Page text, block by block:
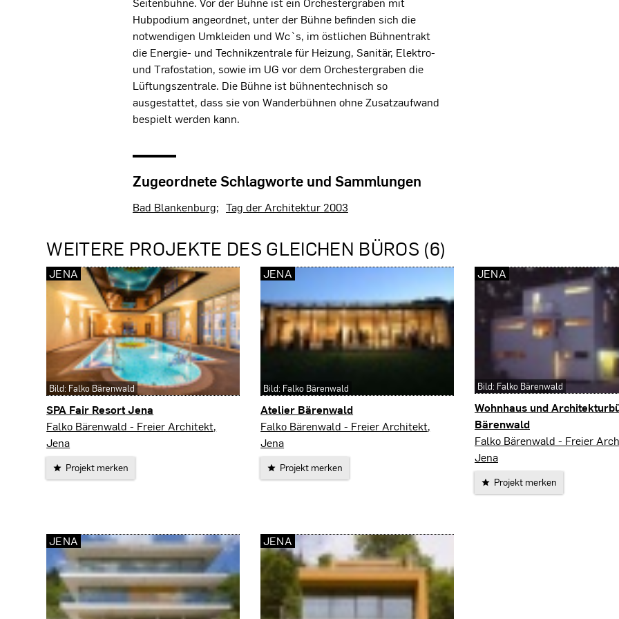
Hubpodium angeordnet, unter der Bühne befinden sich die
notwendigen Umkleiden und Wc`s, im östlichen Bühnentrakt
die Energie- und Technikzentrale für Heizung, Sanitär, Elektro-
und Trafostation, sowie im UG vor dem Orchestergraben die
Lüftungszentrale. Die Bühne ist bühnentechnisch so
ausgestattet, dass sie von Wanderbühnen ohne Zusatzaufwand
bespielt werden kann.
Zugeordnete Schlagworte und Sammlungen
Bad Blankenburg Tag der Architektur 2003
WEITERE PROJEKTE DES GLEICHEN BÜROS (6)
SPA Fair Resort Jena
Jena
Falko Bärenwald - Freier Architekt,
Jena
Projekt merken
JENA
Bild: Falko Bärenwald
Atelier Bärenwald
Jena
Falko Bärenwald - Freier Architekt,
Jena
Projekt merken
JENA
Bild: Falko Bärenwald
Wohnhaus und
Bärenwald
Jena
Falko Bärenwald - Freier
Jena
Projekt merken
JENA
Bild: Falko Bärenwald
JENA JENA